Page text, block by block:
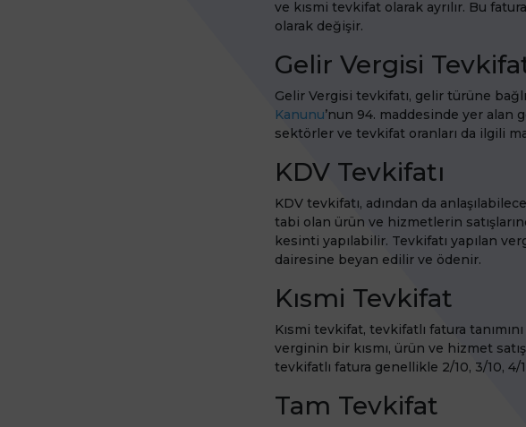
ve kısmi tevkifat olarak ayrılır. Bu
olarak değişir.
Gelir Vergisi
Gelir Vergisi tevkifatı, gelir türüne
Kanunu’nun 94. maddesinde yer
sektörler ve tevkifat oranları da ilgili
KDV Tevkifatı
KDV tevkifatı, adından da
tabi olan ürün ve hizmetlerin
kesinti yapılabilir. Tevkifatı yapılan
dairesine beyan edilir ve ödenir.
Kısmi Tevkifat
Kısmi tevkifat, tevkifatlı fatura
verginin bir kısmı, ürün ve hizmet
tevkifatlı fatura genellikle 2/10, 3/10, 4/
Tam Tevkifat